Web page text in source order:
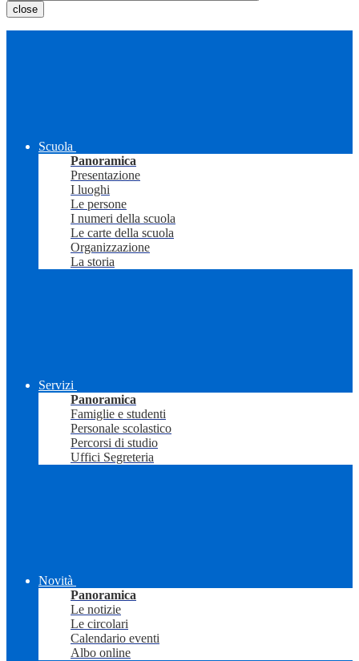
close
Scuola
Panoramica
Presentazione
I luoghi
Le persone
I numeri della scuola
Le carte della scuola
Organizzazione
La storia
Servizi
Panoramica
Famiglie e studenti
Personale scolastico
Percorsi di studio
Uffici Segreteria
Novità
Panoramica
Le notizie
Le circolari
Calendario eventi
Albo online